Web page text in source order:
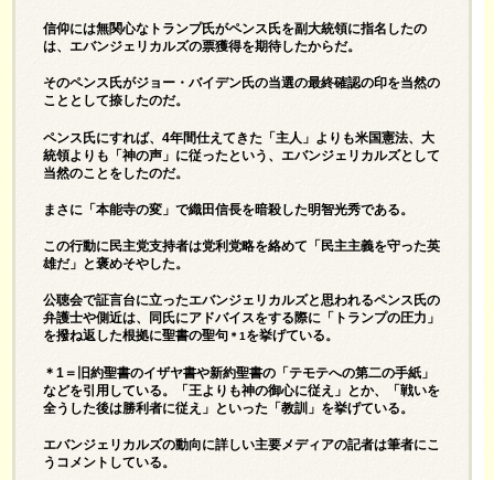
信仰には無関心なトランプ氏がペンス氏を副大統領に指名したの
は、エバンジェリカルズの票獲得を期待したからだ。
そのペンス氏がジョー・バイデン氏の当選の最終確認の印を当然の
こととして捺したのだ。
ペンス氏にすれば、4年間仕えてきた「主人」よりも米国憲法、大
統領よりも「神の声」に従ったという、エバンジェリカルズとして
当然のことをしたのだ。
まさに「本能寺の変」で織田信長を暗殺した明智光秀である。
この行動に民主党支持者は党利党略を絡めて「民主主義を守った英
雄だ」と褒めそやした。
公聴会で証言台に立ったエバンジェリカルズと思われるペンス氏の
弁護士や側近は、同氏にアドバイスをする際に「トランプの圧力」
を撥ね返した根拠に聖書の聖句 ＊1を挙げている。
＊1＝旧約聖書のイザヤ書や新約聖書の「テモテへの第二の手紙」
などを引用している。「王よりも神の御心に従え」とか、「戦いを
全うした後は勝利者に従え」といった「教訓」を挙げている。
エバンジェリカルズの動向に詳しい主要メディアの記者は筆者にこ
うコメントしている。